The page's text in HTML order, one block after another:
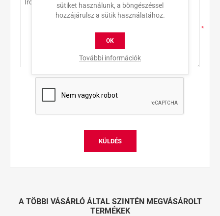
*
KÜLDÉS
A TÖBBI VÁSÁRLÓ ÁLTAL SZINTÉN MEGVÁSÁROLT
TERMÉKEK
sütiket használunk, a böngészéssel
hozzájárulsz a sütik használatához.
OK
További információk